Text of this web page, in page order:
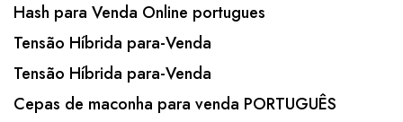
Hash para Venda Online portugues
Tensão Híbrida para-Venda
Tensão Híbrida para-Venda
Cepas de maconha para venda PORTUGUÊS